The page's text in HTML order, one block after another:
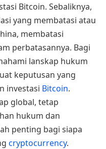
Bitcoin. Sebaliknya,
yang membatasi atau
membatasi
perbatasannya. Bagi
lanskap hukum
keputusan yang
investasi Bitcoin.
global, tetap
hukum dan
penting bagi siapa
cryptocurrency.